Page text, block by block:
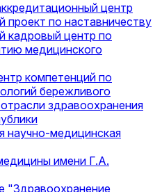
центр
проект по наставничеству
кадровый центр по
медицинского
компетенций по
бережливого
здравоохранения
научно-медицинская
имени Г.А.
"Здравоохранение